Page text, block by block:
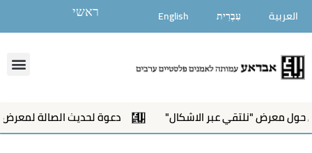
לתוכןالعربية עִבְרִית English ראשי
دعوة لحديث الصالة لمعرض"نلتقي عبر الاشكال"